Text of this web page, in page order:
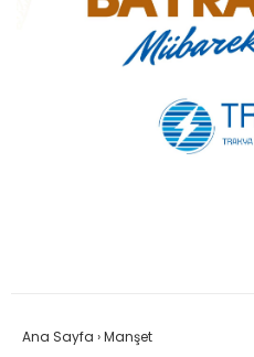
Ana Sayfa ›Manşet